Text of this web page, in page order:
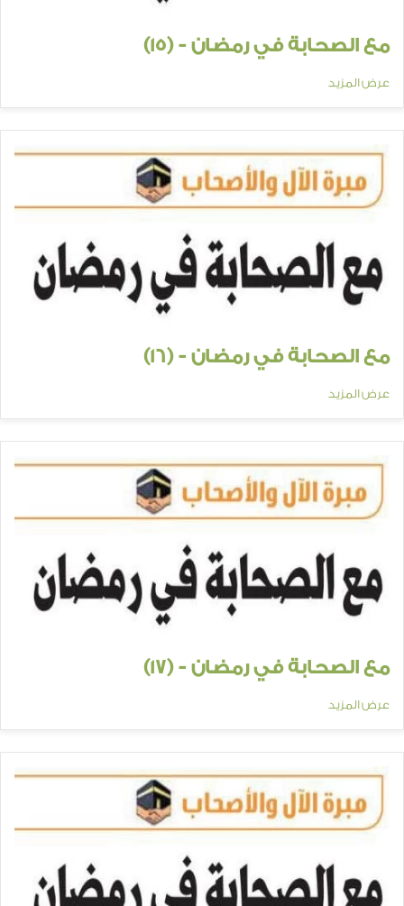
مع الصحابة في رمضان - (15)
عرض المزيد
مع الصحابة في رمضان - (16)
عرض المزيد
مع الصحابة في رمضان - (17)
عرض المزيد